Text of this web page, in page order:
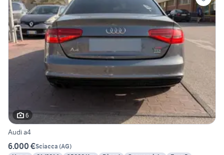
6
Audi a4
6.000 €Sciacca (AG)